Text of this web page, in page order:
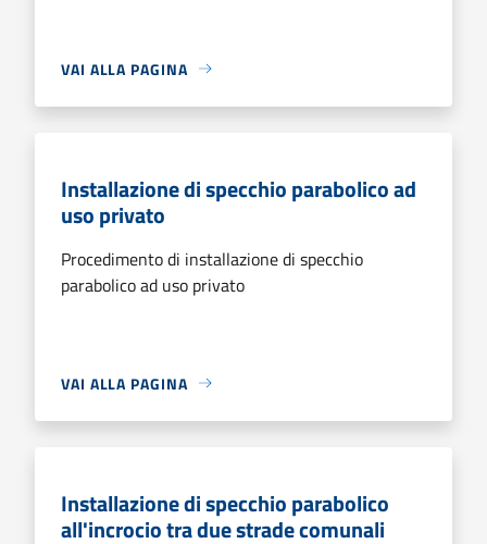
VAI ALLA PAGINA
Installazione di specchio parabolico ad
uso privato
Procedimento di installazione di specchio
parabolico ad uso privato
VAI ALLA PAGINA
Installazione di specchio parabolico
all'incrocio tra due strade comunali